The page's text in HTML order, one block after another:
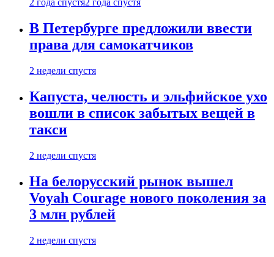
2 года спустя2 года спустя
В Петербурге предложили ввести
права для самокатчиков
2 недели спустя
Капуста, челюсть и эльфийское ухо
вошли в список забытых вещей в
такси
2 недели спустя
На белорусский рынок вышел
Voyah Courage нового поколения за
3 млн рублей
2 недели спустя